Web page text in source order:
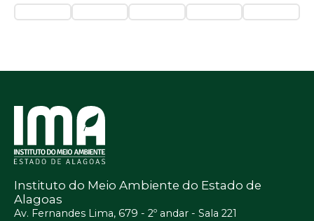
Instituto do Meio Ambiente do Estado de
Alagoas
Av. Fernandes Lima, 679 - 2º andar - Sala 221